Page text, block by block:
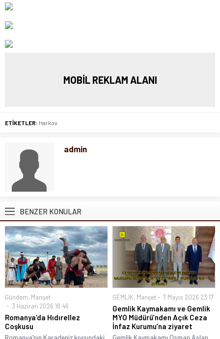
MOBİL REKLAM ALANI
ETİKETLER: Harkov
admin
BENZER KONULAR
Gündem, Manşet
3 Haziran 2026 16:46
Romanya’da Hıdırellez
Coşkusu
GEMLİK, Manşet 7 Mayıs 2026 23:17
Gemlik Kaymakamı ve Gemlik
MYO Müdürü’nden Açık Ceza
İnfaz Kurumu’na ziyaret